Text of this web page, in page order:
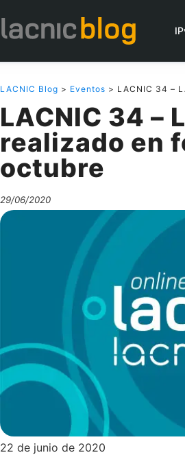
LACNIC Blog > Eventos > LACNIC 34 –
LACNIC 34 –
realizado en
octubre
29/06/2020
22 de junio de 2020